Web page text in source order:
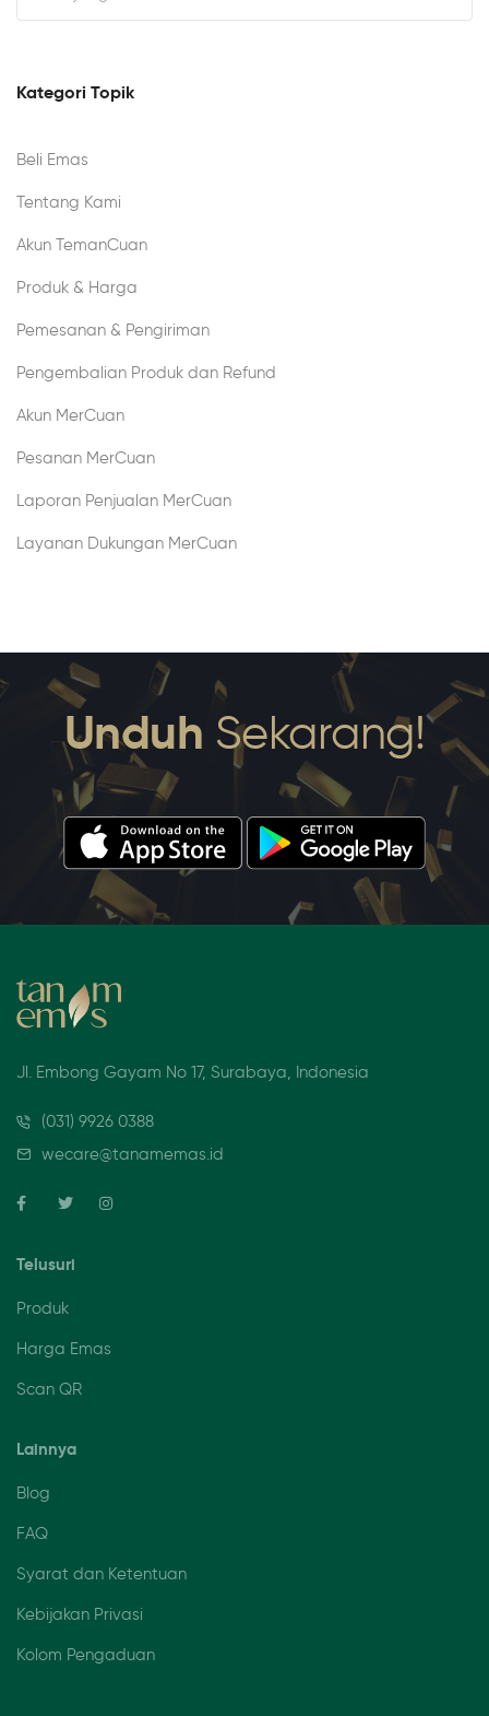
Kategori Topik
Beli Emas
Tentang Kami
Akun TemanCuan
Produk & Harga
Pemesanan & Pengiriman
Pengembalian Produk dan Refund
Akun MerCuan
Pesanan MerCuan
Laporan Penjualan MerCuan
Layanan Dukungan MerCuan
Unduh Sekarang!
Jl. Embong Gayam No 17, Surabaya, Indonesia
(031) 9926 0388
wecare@tanamemas.id
Telusuri
Produk
Harga Emas
Scan QR
Lainnya
Blog
FAQ
Syarat dan Ketentuan
Kebijakan Privasi
Kolom Pengaduan